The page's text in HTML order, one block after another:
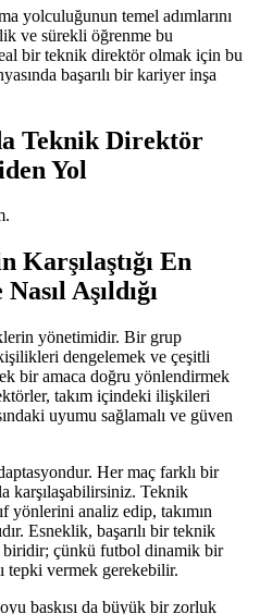
yolculuğunun temel adımlarını
ve sürekli öğrenme bu
bir teknik direktör olmak için bu
başarılı bir kariyer inşa
Teknik Direktör
Yol
En
Aşıldığı
yönetimidir. Bir grup
dengelemek ve çeşitli
bir amaca doğru yönlendirmek
takım içindeki ilişkileri
uyumu sağlamalı ve güven
Her maç farklı bir
karşılaşabilirsiniz. Teknik
yönlerini analiz edip, takımın
Esneklik, başarılı bir teknik
çünkü futbol dinamik bir
tepki vermek gerekebilir.
baskısı da büyük bir zorluk